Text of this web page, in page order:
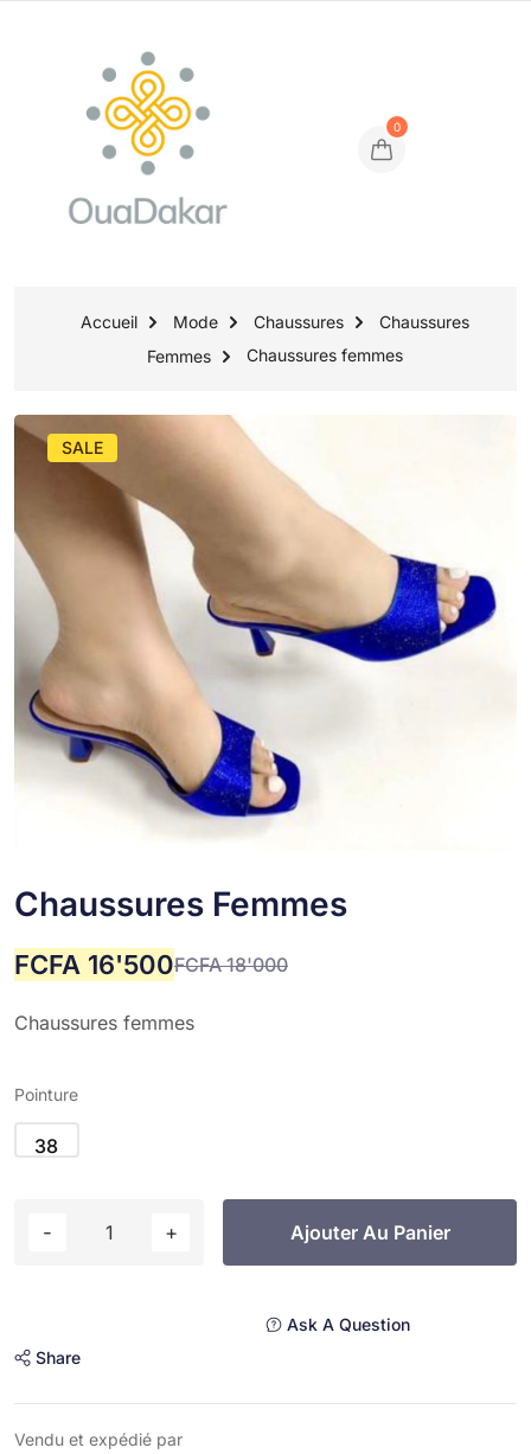
0
Accueil Mode Chaussures
Chaussures
Femmes
Chaussures femmes
SALE
Chaussures Femmes
FCFA18'000
FCFA 16'500
Chaussures femmes
Pointure
38
Ajouter Au Panier
Ask A Question
Share
Vendu et expédié par